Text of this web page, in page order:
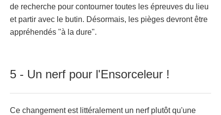
de recherche pour contourner toutes les épreuves du lieu
et partir avec le butin. Désormais, les pièges devront être
appréhendés "à la dure".
5 - Un nerf pour l'Ensorceleur !
Ce changement est littéralement un nerf plutôt qu'une